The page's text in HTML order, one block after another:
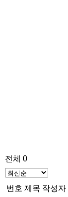
전체 0
번호 제목 작성자